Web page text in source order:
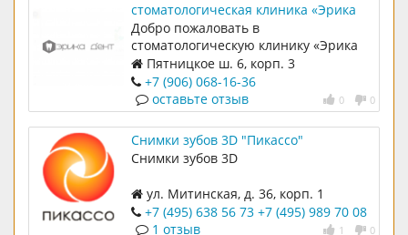
стоматологическая клиника «Эрика
Дент» в Митино
Добро пожаловать в
стоматологическую клинику «Эрика
ДентПятницкое ш. 6, корп. 3
+7 (906) 068-16-36
0 0
оставьте отзыв
Снимки зубов 3D "Пикассо"
Снимки зубов 3D
ул. Митинская, д. 36, корп. 1
+7 (495) 638 56 73 +7 (495) 989 70 08
1 0
1 отзыв